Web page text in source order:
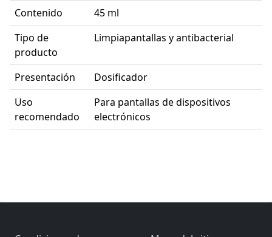
Contenido
45 ml
Tipo de
producto
Limpiapantallas y antibacterial
Presentación
Dosificador
Uso
recomendado
Para pantallas de dispositivos
electrónicos